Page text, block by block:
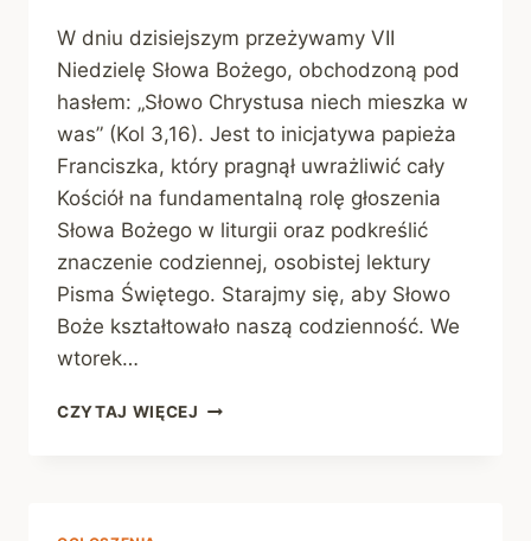
W dniu dzisiejszym przeżywamy VII
Niedzielę Słowa Bożego, obchodzoną pod
hasłem: „Słowo Chrystusa niech mieszka w
was” (Kol 3,16). Jest to inicjatywa papieża
Franciszka, który pragnął uwrażliwić cały
Kościół na fundamentalną rolę głoszenia
Słowa Bożego w liturgii oraz podkreślić
znaczenie codziennej, osobistej lektury
Pisma Świętego. Starajmy się, aby Słowo
Boże kształtowało naszą codzienność. We
wtorek…
CZYTAJ WIĘCEJ OGŁOSZENIA